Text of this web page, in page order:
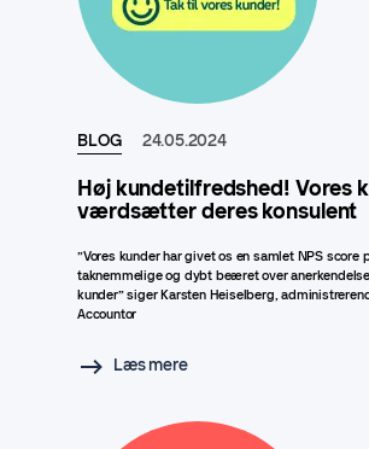
BLOG 24.05.2024
Høj kundetilfredshed! Vores
værdsætter deres konsulent
”Vores kunder har givet os en samlet NPS score
taknemmelige og dybt beæret over
kunder” siger Karsten Heiselberg,
Accountor
Læs mere